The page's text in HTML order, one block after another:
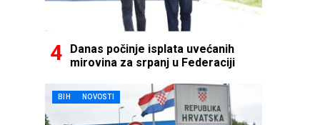
Danas počinje isplata uvećanih
mirovina za srpanj u Federaciji
BIH NOVOSTI